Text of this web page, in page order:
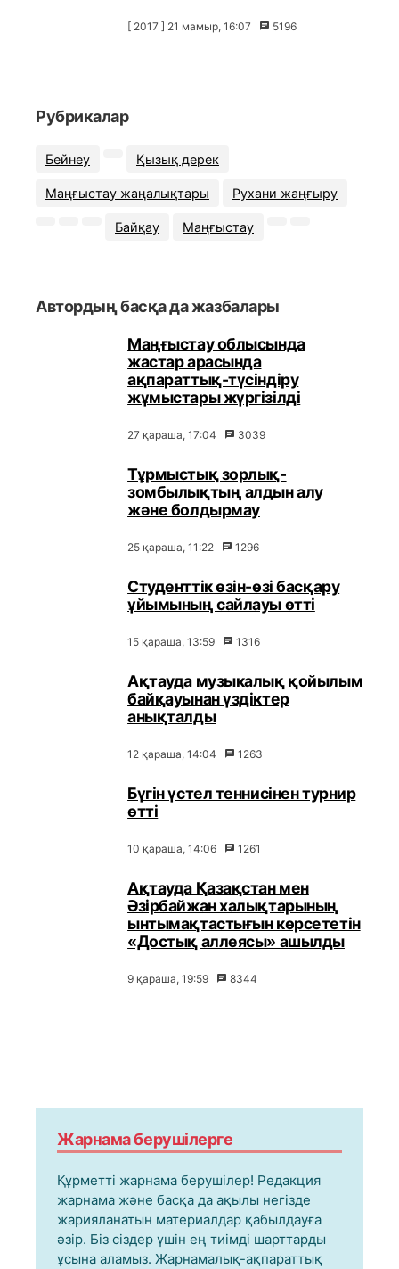
[ 2017 ] 21 мамыр, 16:07 5196
Рубрикалар
Бейнеу Қызық дерек
Маңғыстау жаңалықтары Рухани жаңғыру
Байқау Маңғыстау
Автордың басқа да жазбалары
Маңғыстау облысында
жастар арасында
ақпараттық-түсіндіру
жұмыстары жүргізілді
27 қараша, 17:04 3039
Тұрмыстық зорлық-
зомбылықтың алдын алу
және болдырмау
25 қараша, 11:22 1296
Студенттік өзін-өзі басқару
ұйымының сайлауы өтті
15 қараша, 13:59 1316
Ақтауда музыкалық қойылым
байқауынан үздіктер
анықталды
12 қараша, 14:04 1263
Бүгін үстел теннисінен турнир
өтті
10 қараша, 14:06 1261
Ақтауда Қазақстан мен
Әзірбайжан халықтарының
ынтымақтастығын көрсететін
«Достық аллеясы» ашылды
9 қараша, 19:59 8344
Жарнама берушілерге
Құрметті жарнама берушілер! Редакция
жарнама және басқа да ақылы негізде
жарияланатын материалдар қабылдауға
әзір. Біз сіздер үшін ең тиімді шарттарды
ұсына аламыз. Жарнамалық-ақпараттық